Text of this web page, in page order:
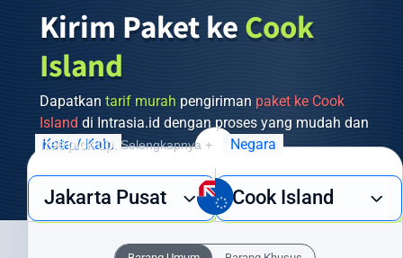
Kirim Paket ke Cook
Island
Dapatkan tarif murah pengiriman paket ke Cook
Island di Intrasia.id dengan proses yang mudah dan
free pick up. Selengkapnya +
Butuh layanan pengiriman barang ke Cook Island yang cepat,
aman, dan ekonomis? Intrasia.id hadir sebagai solusi terpercaya
jaringan global yang luas dan pengalaman bertahun-tahun, kami
Kota / Kab.
Jakarta Pusat
Negara
Cook Island